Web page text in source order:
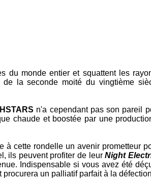
du monde entier et squattent les
la seconde moité du vingtième
n'a cependant pas son pareil
chaude et boostée par une
à cette rondelle un avenir
ils peuvent profiter de leurNight
Indispensable si vous avez été
procurera un palliatif parfait à la